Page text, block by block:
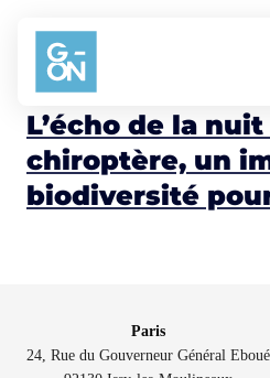
Aller au contenu
séquence
L’écho de la
chiroptère, un
biodiversité
Paris
24, Rue du Gouverneur Général Eboué